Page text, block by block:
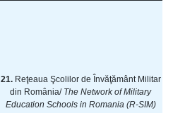
21. Reţeaua Şcolilor de Învăţământ Militar
din România/ The Network of Military
Education Schools in Romania (R-SIM)